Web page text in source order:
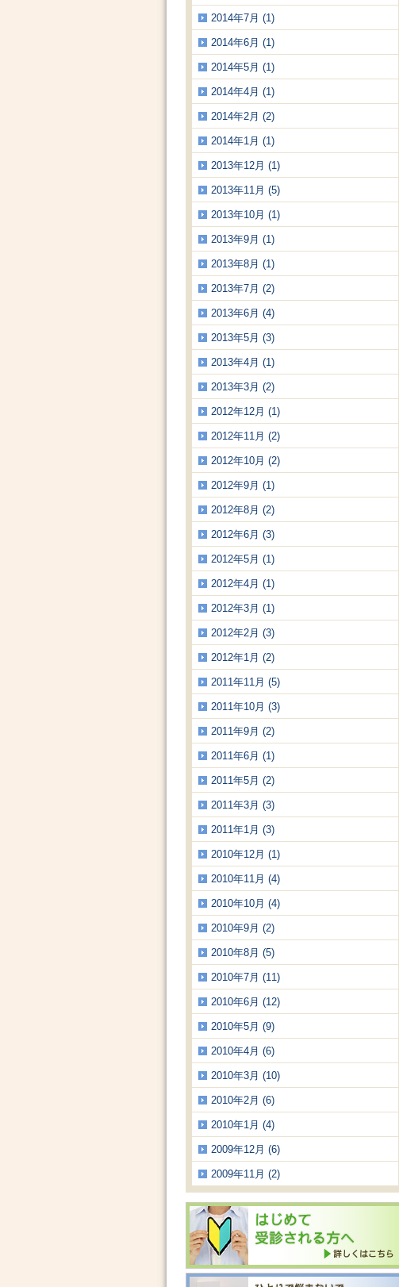
2014年7月 (1)
2014年6月 (1)
2014年5月 (1)
2014年4月 (1)
2014年2月 (2)
2014年1月 (1)
2013年12月 (1)
2013年11月 (5)
2013年10月 (1)
2013年9月 (1)
2013年8月 (1)
2013年7月 (2)
2013年6月 (4)
2013年5月 (3)
2013年4月 (1)
2013年3月 (2)
2012年12月 (1)
2012年11月 (2)
2012年10月 (2)
2012年9月 (1)
2012年8月 (2)
2012年6月 (3)
2012年5月 (1)
2012年4月 (1)
2012年3月 (1)
2012年2月 (3)
2012年1月 (2)
2011年11月 (5)
2011年10月 (3)
2011年9月 (2)
2011年6月 (1)
2011年5月 (2)
2011年3月 (3)
2011年1月 (3)
2010年12月 (1)
2010年11月 (4)
2010年10月 (4)
2010年9月 (2)
2010年8月 (5)
2010年7月 (11)
2010年6月 (12)
2010年5月 (9)
2010年4月 (6)
2010年3月 (10)
2010年2月 (6)
2010年1月 (4)
2009年12月 (6)
2009年11月 (2)